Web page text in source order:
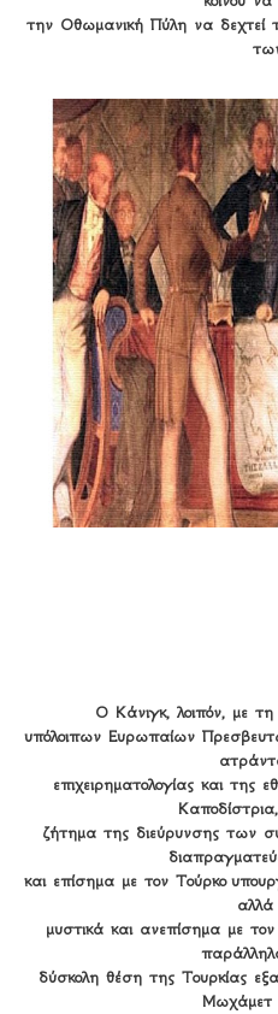
την Οθωμανική Πύλη να δεχτεί
Ο Κάνιγκ, λοιπόν, με
υπόλοιπων Ευρωπαίων
επιχειρηματολογίας και της
ζήτημα της διεύρυνσης των
και επίσημα με τον Τούρκο
αλλά
μυστικά και ανεπίσημα με τον
δύσκολη θέση της Τουρκίας
Μωχάμετ